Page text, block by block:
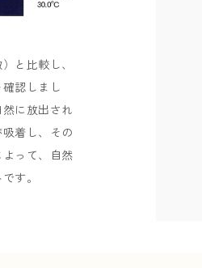
と比較し、
認しまし
に放出され
着し、その
って、自然
す。